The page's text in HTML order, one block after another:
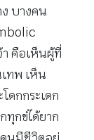
บางคน
า คือเห็นผู้ที่
ทพ เห็น
กกระเดก
ทุกข์ได้ยาก